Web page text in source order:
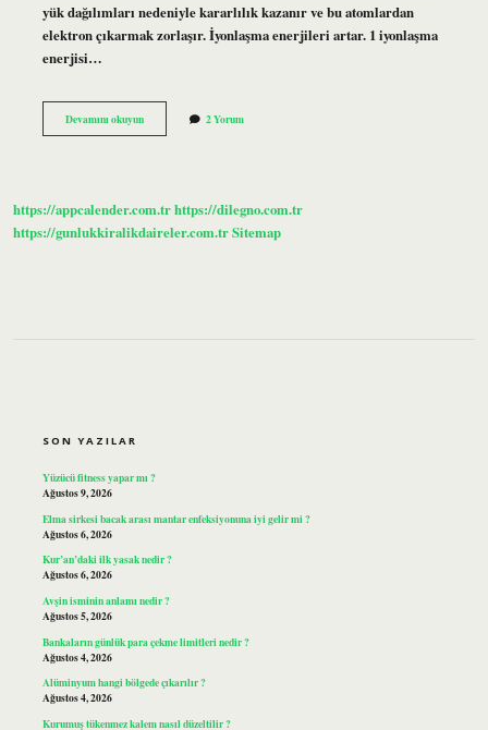
yük dağılımları nedeniyle kararlılık kazanır ve bu atomlardan
elektron çıkarmak zorlaşır. İyonlaşma enerjileri artar. 1 iyonlaşma
enerjisi…
Devamını okuyunİYonlaşma
Nasıl
2 Yorum
https://appcalender.com.trhttps://dilegno.com.tr
https://gunlukkiralikdaireler.com.trSitemap
SON YAZILAR
Yüzücü fitness yapar mı ?
Ağustos 9, 2026
Elma sirkesi bacak arası mantar enfeksiyonuna iyi gelir mi ?
Ağustos 6, 2026
Kur’an’daki ilk yasak nedir ?
Ağustos 6, 2026
Avşin isminin anlamı nedir ?
Ağustos 5, 2026
Bankaların günlük para çekme limitleri nedir ?
Ağustos 4, 2026
Alüminyum hangi bölgede çıkarılır ?
Ağustos 4, 2026
Kurumuş tükenmez kalem nasıl düzeltilir ?